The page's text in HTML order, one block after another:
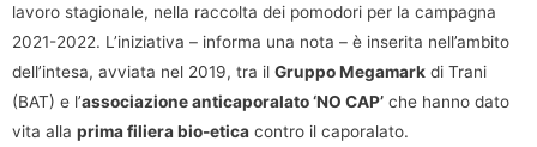
lavoro stagionale, nella raccolta dei pomodori per la campagna
2021-2022. L’iniziativa – informa una nota – è inserita nell’ambito
dell’intesa, avviata nel 2019, tra il Gruppo Megamark di Trani
(BAT) e l’associazione anticaporalato ‘NO CAP’ che hanno dato
vita alla prima filiera bio-etica contro il caporalato.